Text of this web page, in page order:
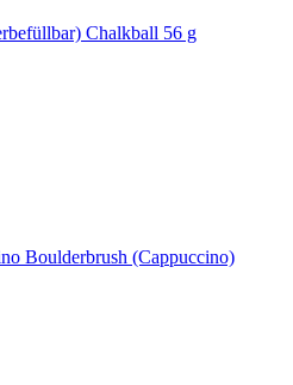
Chalkball 56 g
Boulderbrush (Cappuccino)